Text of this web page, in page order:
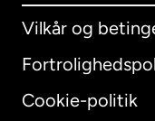
Vilkår og
Cookie-politik